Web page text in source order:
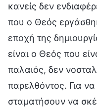
κανείς δεν
που ο Θεός
εποχή της
είναι ο Θεός που
παλαιός, δεν
παρελθόντος. Για
σταματήσουν να